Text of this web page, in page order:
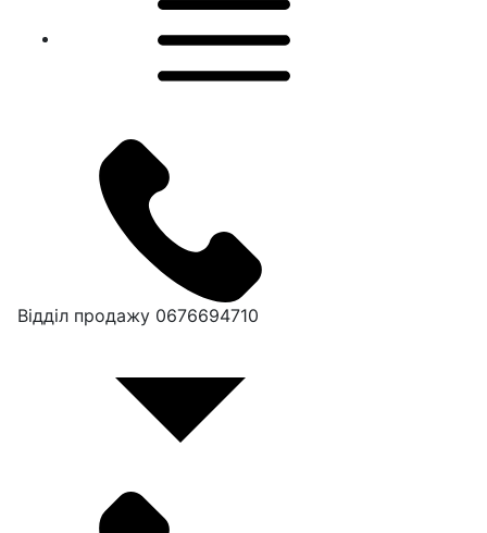
Відділ продажу 0676694710